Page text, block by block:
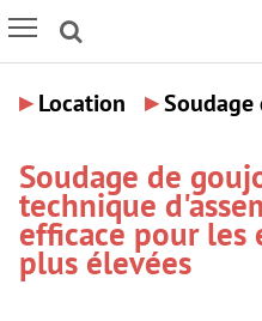
Icon Menu
▸ Location ▸
Soudage de
technique
efficace pour les
plus élevées